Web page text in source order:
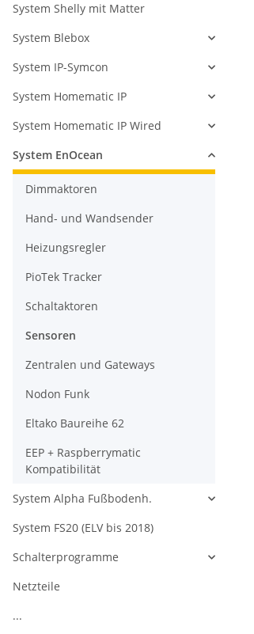
System Shelly mit Matter
System Blebox
System IP-Symcon
System Homematic IP
System Homematic IP Wired
System EnOcean
Dimmaktoren
Hand- und Wandsender
Heizungsregler
PioTek Tracker
Schaltaktoren
Sensoren
Zentralen und Gateways
Nodon Funk
Eltako Baureihe 62
EEP + Raspberrymatic
Kompatibilität
System Alpha Fußbodenh.
System FS20 (ELV bis 2018)
Schalterprogramme
Netzteile
...